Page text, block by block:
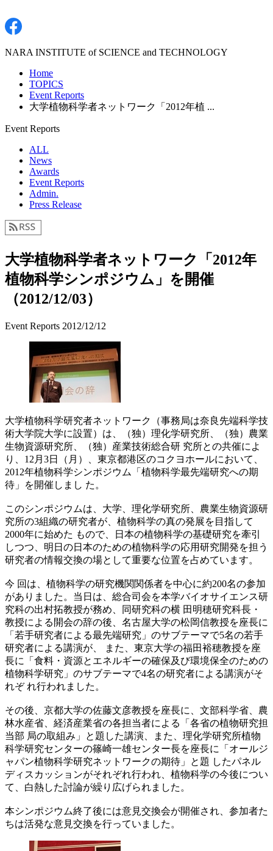
NARA INSTITUTE of SCIENCE and TECHNOLOGY
Home
TOPICS
Event Reports
大学植物科学者ネットワーク「2012年植 ...
Event Reports
ALL
News
Awards
Event Reports
Admin.
Press Release
大学植物科学者ネットワーク「2012年
植物科学シンポジウム」を開催
（2012/12/03）
Event Reports 2012/12/12
大学植物科学研究者ネットワーク（事務局は奈良先端科学技
術大学院大学に設置）は、（独）理化学研究所、（独）農業
生物資源研究所、（独）産業技術総合研 究所との共催によ
り、12月3日（月）、東京都港区のコクヨホールにおいて、
2012年植物科学シンポジウム「植物科学最先端研究への期
待」を開催しまし た。
このシンポジウムは、大学、理化学研究所、農業生物資源研
究所の3組織の研究者が、植物科学の真の発展を目指して
2000年に始めた もので、日本の植物科学の基礎研究を牽引
しつつ、明日の日本のための植物科学の応用研究開発を担う
研究者の情報交換の場として重要な位置を占めています。
今 回は、植物科学の研究機関関係者を中心に約200名の参加
がありました。当日は、総合司会を本学バイオサイエンス研
究科の出村拓教授が務め、同研究科の横 田明穂研究科長・
教授による開会の辞の後、名古屋大学の松岡信教授を座長に
「若手研究者による最先端研究」のサブテーマで5名の若手
研究者による講演が、 また、東京大学の福田裕穂教授を座
長に「食料・資源とエネルギーの確保及び環境保全のための
植物科学研究」のサブテーマで4名の研究者による講演がそ
れぞ れ行われました。
その後、京都大学の佐藤文彦教授を座長に、文部科学省、農
林水産省、経済産業省の各担当者による「各省の植物研究担
当部 局の取組み」と題した講演、また、理化学研究所植物
科学研究センターの篠崎一雄センター長を座長に「オールジ
ャパン植物科学研究ネットワークの期待」と題 したパネル
ディスカッションがそれぞれ行われ、植物科学の今後につい
て、白熱した討論が繰り広げられました。
本シンポジウム終了後には意見交換会が開催され、参加者た
ちは活発な意見交換を行っていました。